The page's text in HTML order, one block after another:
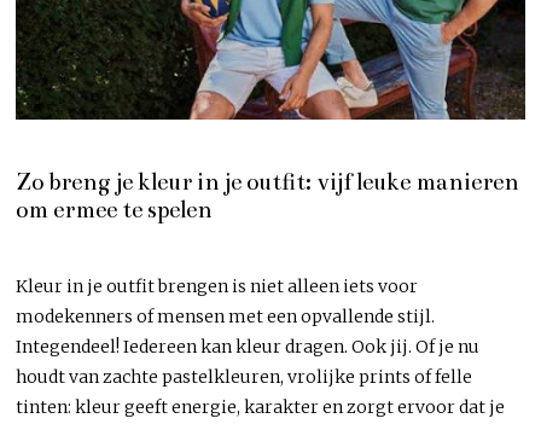
Zo breng je kleur in je outfit: vijf leuke manieren
om ermee te spelen
Kleur in je outfit brengen is niet alleen iets voor
modekenners of mensen met een opvallende stijl.
Integendeel! Iedereen kan kleur dragen. Ook jij. Of je nu
houdt van zachte pastelkleuren, vrolijke prints of felle
tinten: kleur geeft energie, karakter en zorgt ervoor dat je